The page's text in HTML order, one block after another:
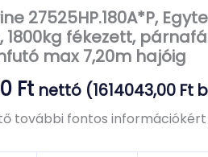
27525HP.180A*P,
1800kg fékezett,
max 7,20m hajóig
Ft nettó (1614043,00 Ft
további fontos